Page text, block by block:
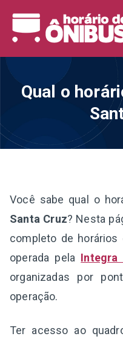
para
Qual o
Você sabe qual o
Santa Cruz? Nesta
completo de horários
operada pela Integra
organizadas por
operação.
Ter acesso ao